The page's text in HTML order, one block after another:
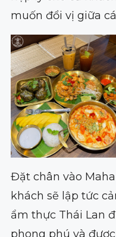
muốn đổi vị giữa
Đặt chân vào
khách sẽ lập tức
ẩm thực Thái Lan
phong phú và